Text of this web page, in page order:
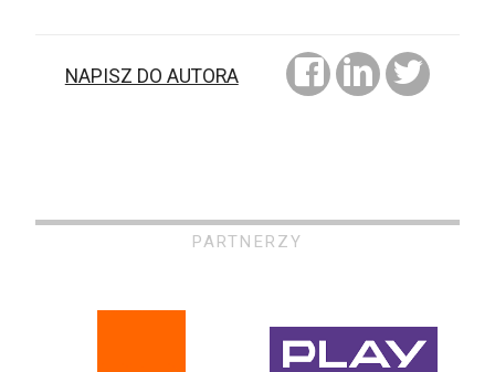
NAPISZ DO AUTORA
PARTNERZY